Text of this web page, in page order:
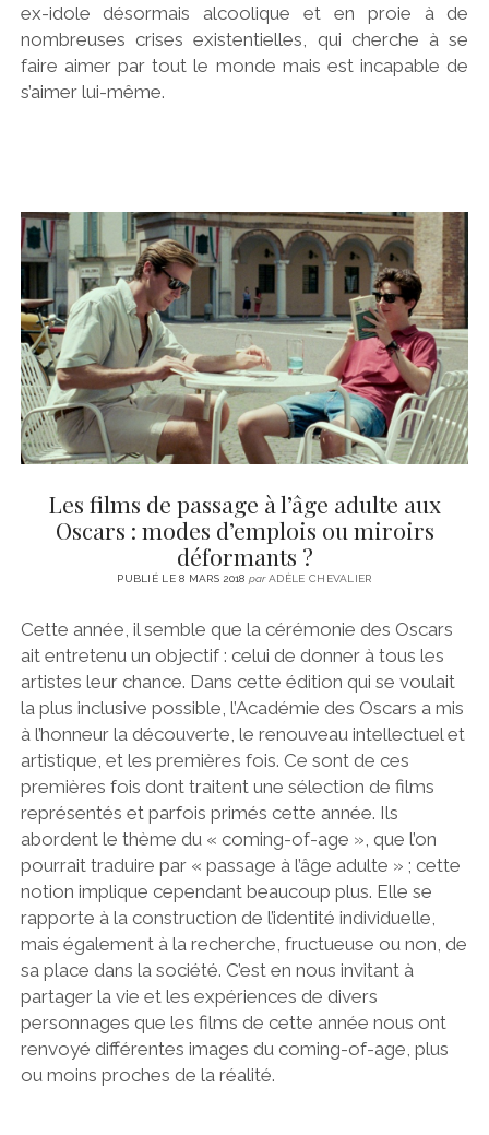
ex-idole désormais alcoolique et en proie à de
nombreuses crises existentielles, qui cherche à se
faire aimer par tout le monde mais est incapable de
s’aimer lui-même.
Les films de passage à l’âge adulte aux
Oscars : modes d’emplois ou miroirs
déformants ?
PUBLIÉ LE 8 MARS 2018 parADÈLE CHEVALIER
Cette année, il semble que la cérémonie des Oscars
ait entretenu un objectif : celui de donner à tous les
artistes leur chance. Dans cette édition qui se voulait
la plus inclusive possible, l’Académie des Oscars a mis
à l’honneur la découverte, le renouveau intellectuel et
artistique, et les premières fois. Ce sont de ces
premières fois dont traitent une sélection de films
représentés et parfois primés cette année. Ils
abordent le thème du « coming-of-age », que l’on
pourrait traduire par « passage à l’âge adulte » ; cette
notion implique cependant beaucoup plus. Elle se
rapporte à la construction de l’identité individuelle,
mais également à la recherche, fructueuse ou non, de
sa place dans la société. C’est en nous invitant à
partager la vie et les expériences de divers
personnages que les films de cette année nous ont
renvoyé différentes images du coming-of-age, plus
ou moins proches de la réalité.